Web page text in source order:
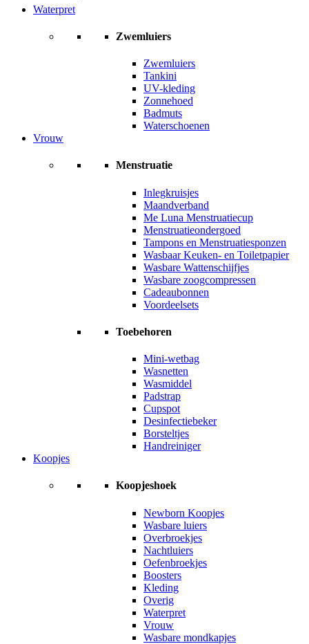
Waterpret
Zwemluiers
Zwemluiers
Tankini
UV-kleding
Zonnehoed
Badmuts
Waterschoenen
Vrouw
Menstruatie
Inlegkruisjes
Maandverband
Me Luna Menstruatiecup
Menstruatieondergoed
Tampons en Menstruatiesponzen
Wasbaar Keuken- en Toiletpapier
Wasbare Wattenschijfjes
Wasbare zoogcompressen
Cadeaubonnen
Voordeelsets
Toebehoren
Mini-wetbag
Wasnetten
Wasmiddel
Padstrap
Cupspot
Desinfectiebeker
Borsteltjes
Handreiniger
Koopjes
Koopjeshoek
Newborn Koopjes
Wasbare luiers
Overbroekjes
Nachtluiers
Oefenbroekjes
Boosters
Kleding
Overig
Waterpret
Vrouw
Wasbare mondkapjes